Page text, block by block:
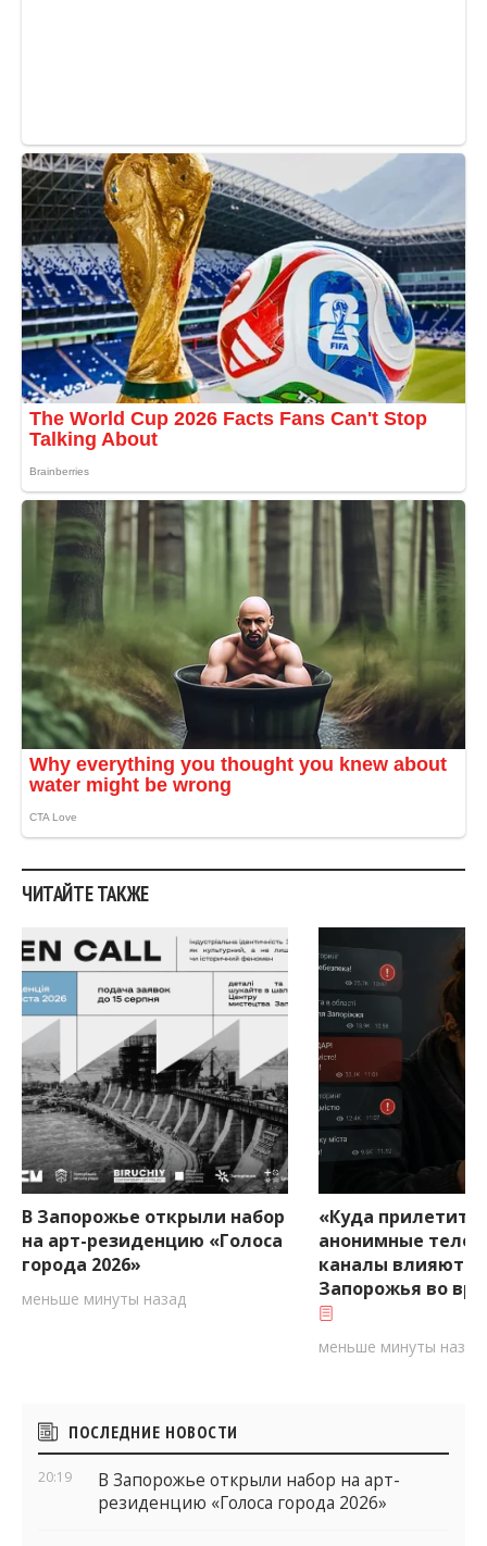
ЧИТАЙТЕ ТАКЖЕ
В Запорожье открыли набор
на арт-резиденцию «Голоса
города 2026»
меньше минуты назад
«Куда
анонимные
каналы влияют
Запорожья во
меньше минуты назад
Боковые
виджеты
ПОСЛЕДНИЕ НОВОСТИ
20:19
В Запорожье открыли набор на арт-
резиденцию «Голоса города 2026»